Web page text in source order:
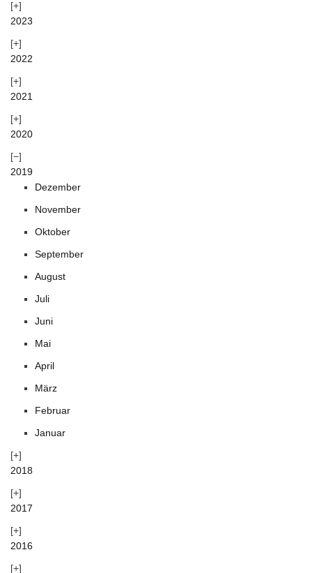
2023
2022
2021
2020
2019
Dezember
November
Oktober
September
August
Juli
Juni
Mai
April
März
Februar
Januar
2018
2017
2016